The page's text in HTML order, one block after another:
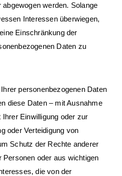
abgewogen werden. Solange
Interessen überwiegen,
Einschränkung der
Daten zu
personenbezogenen Daten
diese Daten – mit Ausnahme
Einwilligung oder zur
oder Verteidigung von
Schutz der Rechte anderer
oder aus wichtigen
die von der